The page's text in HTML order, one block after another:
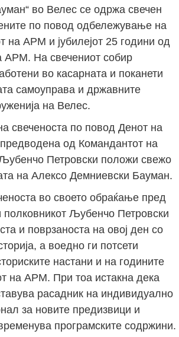
во Велес се одржа свечен
по повод одбележување на
на АРМ и јубилејот 25 години од
На свечениот собир
во касарната и поканети
самоуправа и државните
на Велес.
свеченоста по повод Денот на
од Командантот на
Петровски положи свежо
на Алексо Демниевски Бауман.
во своето обраќање пред
полковникот Љубенчо Петровски
и поврзаноста на овој ден со
а воедно ги потсети
настани и на годините
на АРМ. При тоа истакна дека
расадник на индивидуално
за новите предизвици и
програмските содржини.